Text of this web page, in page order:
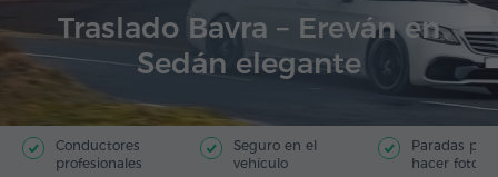
Traslado Bavra – Ereván en
Sedán elegante
Conductores
profesionales
Seguro en el
vehículo
Paradas para
hacer fotos